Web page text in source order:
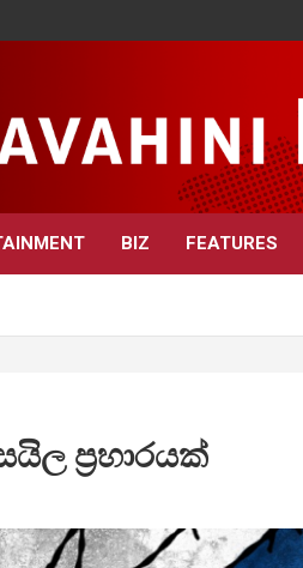
BIZ FEATURES
ප්‍රහාරයක්